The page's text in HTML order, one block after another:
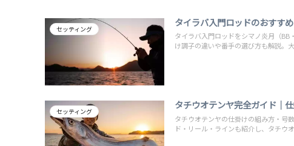
セッティング
タイラバ入門ロッドのおすす
タイラバ入門ロッドをシマノ炎月（BB
け調子の違いや番手の選び方も解説。
セッティング
タチウオテンヤ完全ガイド｜
タチウオテンヤの仕掛けの組み方・号
ド・リール・ラインも紹介し、タチウ